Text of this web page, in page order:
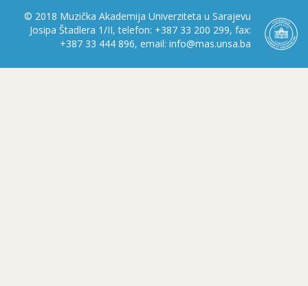
© 2018 Muzička Akademija Univerziteta u Sarajevu
Josipa Štadlera 1/II, telefon: +387 33 200 299, fax:
+387 33 444 896, email: info@mas.unsa.ba